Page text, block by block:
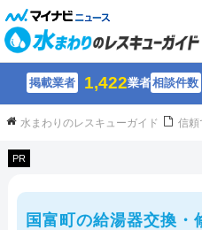
掲載業者 1,422業者相談件数
水まわりのレスキューガイド 信頼
PR
国富町の給湯器交換・